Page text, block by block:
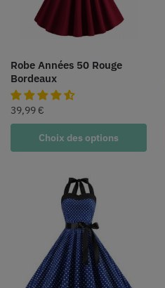
Robe Années 50 Rouge
Bordeaux
39,99 €
Choix des options